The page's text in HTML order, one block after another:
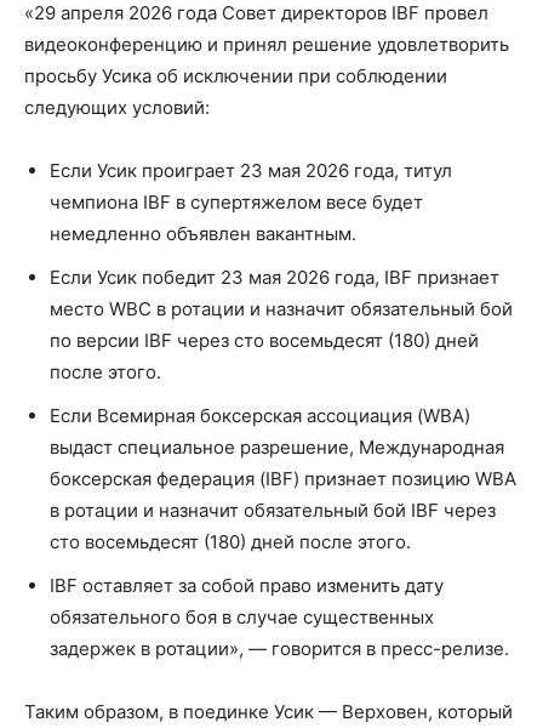
«29 апреля 2026 года Совет директоров IBF провел
видеоконференцию и принял решение удовлетворить
просьбу Усика об исключении при соблюдении
следующих условий:
Если Усик проиграет 23 мая 2026 года, титул
чемпиона IBF в супертяжелом весе будет
немедленно объявлен вакантным.
Если Усик победит 23 мая 2026 года, IBF признает
место WBC в ротации и назначит обязательный бой
по версии IBF через сто восемьдесят (180) дней
после этого.
Если Всемирная боксерская ассоциация (WBA)
выдаст специальное разрешение, Международная
боксерская федерация (IBF) признает позицию WBA
в ротации и назначит обязательный бой IBF через
сто восемьдесят (180) дней после этого.
IBF оставляет за собой право изменить дату
обязательного боя в случае существенных
задержек в ротации», — говорится в пресс-релизе.
Таким образом, в поединке Усик — Верховен, который